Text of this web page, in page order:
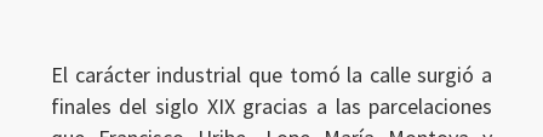
El carácter industrial que tomó la calle surgió a
finales del siglo XIX gracias a las parcelaciones